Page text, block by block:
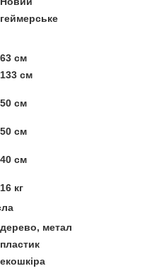
геймерське
63 см
133 см
50 см
50 см
40 см
16 кг
дерево, метал
пластик
екошкіра